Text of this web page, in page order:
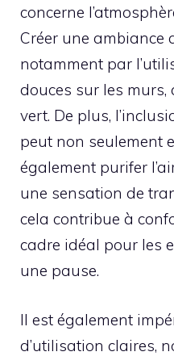
concerne
Créer une
notamment par
douces sur les murs,
vert. De plus,
peut non seulement
également purifer
une sensation de
cela contribue à
cadre idéal pour les
une pause.
Il est également
d’utilisation claires,